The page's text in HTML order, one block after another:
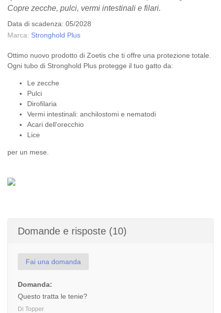
Copre zecche, pulci, vermi intestinali e filari.
Data di scadenza: 05/2028
Marca: Stronghold Plus
Ottimo nuovo prodotto di Zoetis che ti offre una protezione totale.
Ogni tubo di Stronghold Plus protegge il tuo gatto da:
Le zecche
Pulci
Dirofilaria
Vermi intestinali: anchilostomi e nematodi
Acari dell'orecchio
Lice
per un mese.
Domande e risposte (10)
Fai una domanda
Domanda:
Questo tratta le tenie?
Di Topper